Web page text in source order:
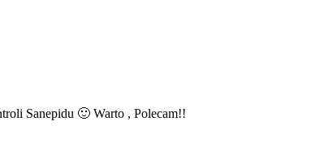
Sanepidu 🙂 Warto , Polecam!!